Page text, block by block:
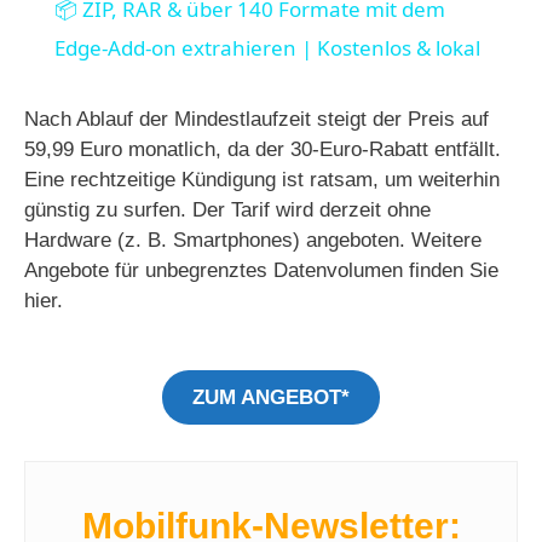
a
y
V
i
e
📦 ZIP, RAR & über 140 Formate mit dem
Edge-Add-on extrahieren | Kostenlos & lokal
Nach Ablauf der Mindestlaufzeit steigt der Preis auf
59,99 Euro monatlich, da der 30-Euro-Rabatt entfällt.
Eine rechtzeitige Kündigung ist ratsam, um weiterhin
günstig zu surfen. Der Tarif wird derzeit ohne
Hardware (z. B. Smartphones) angeboten. Weitere
Angebote für unbegrenztes Datenvolumen finden Sie
hier.
ZUM ANGEBOT*
Mobilfunk-Newsletter: